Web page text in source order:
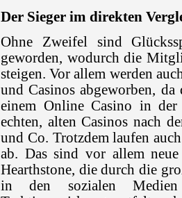
Der Sieger im direkten
Ohne Zweifel sind
geworden, wodurch die
steigen. Vor allem werden
und Casinos abgeworben,
einem Online Casino in
echten, alten Casinos nach
und Co. Trotzdem laufen
ab. Das sind vor allem
Hearthstone, die durch die
in den sozialen